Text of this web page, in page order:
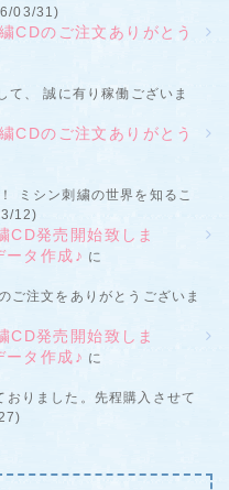
03/31)
CDのご注文ありがとう
て、 誠に有り稼働ございま
CDのご注文ありがとう
ミシン刺繍の世界を知るこ
12)
発売開始致しま
タ作成♪ に
ご注文をありがとうございま
発売開始致しま
タ作成♪ に
りました。先程購入させて